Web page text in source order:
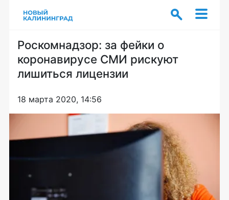
Роскомнадзор: за фейки о
коронавирусе СМИ рискуют
лишиться лицензии
18 марта 2020, 14:56